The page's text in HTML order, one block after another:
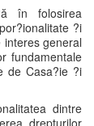
în folosirea
?i
general
fundamentale
de Casa?ie ?i
dintre
drepturilor